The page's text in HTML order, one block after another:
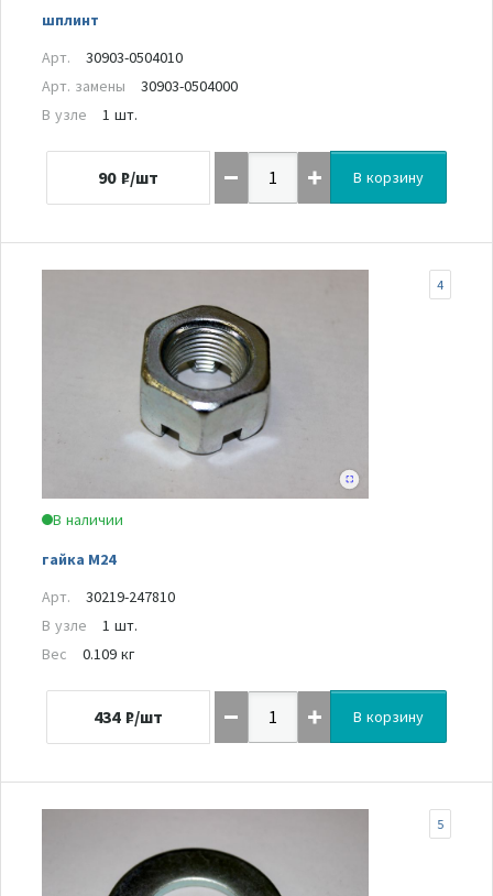
шплинт
Арт.
30903-0504010
Арт. замены
30903-0504000
В узле
1 шт.
90 ₽/шт В корзину
В наличии
гайка М24
4
Арт.
30219-247810
В узле
1 шт.
Вес
0.109 кг
434 ₽/шт В корзину
5